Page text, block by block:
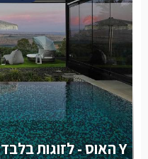
Y האוס - לזוגות בלבד